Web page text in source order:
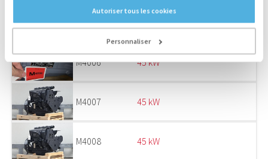
Autoriser tous les cookies
Personnaliser
M4015 45 kW
M4006 45 kW
M4007 45 kW
M4008 45 kW